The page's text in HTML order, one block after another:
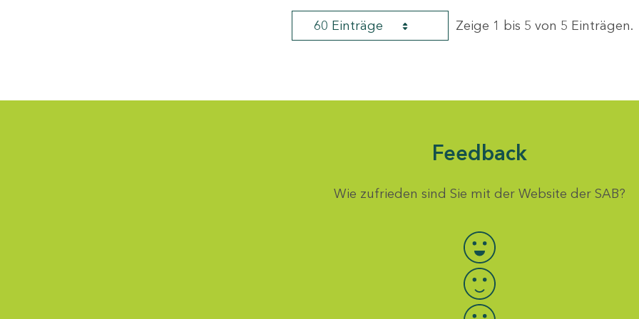
60 Einträge Zeige 1 bis 5 von 5 Einträgen.
Feedback
Wie zufrieden sind Sie mit der Website der SAB?
Bewertung auswählen